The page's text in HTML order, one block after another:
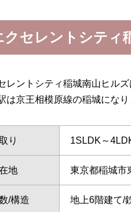
クセレントシティ
レントシティ稲城南山ヒル
は京王相模原線の稲城にな
り 1SLDK～
地 東京都稲城市
/構造 地上6階建て/